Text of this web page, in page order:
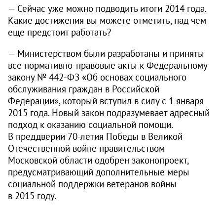
— Сейчас уже можно подводить итоги 2014 года.
Какие достижения вы можете отметить, над чем
еще предстоит работать?
— Министерством были разработаны и приняты
все нормативно-правовые акты к Федеральному
закону № 442‑ФЗ «Об основах социального
обслуживания граждан в Российской
Федерации», который вступил в силу с 1 января
2015 года. Новый закон подразумевает адресный
подход к оказанию социальной помощи.
В преддверии 70-летия Победы в Великой
Отечественной войне правительством
Московской области одобрен законопроект,
преду­сматривающий дополнительные меры
социальной поддержки ветеранов войны
в 2015 году.